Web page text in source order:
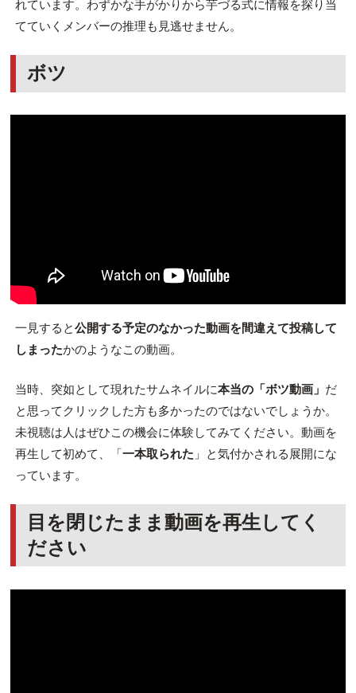
れています。わずかな手がかりから芋づる式に情報を探り当
てていくメンバーの推理も見逃せません。
ボツ
一見すると公開する予定のなかった動画を間違えて投稿して
しまったかのようなこの動画。
当時、突如として現れたサムネイルに本当の「ボツ動画」 だ
と思ってクリックした方も多かったのではないでしょうか。
未視聴は人はぜひこの機会に体験してみてください。動画を
再生して初めて、「一本取られた 」と気付かされる展開にな
っています。
目を閉じたまま動画を再生してく
ださい